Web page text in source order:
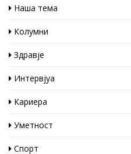
Наша тема
Колумни
Здравје
Интервјуа
Кариера
Уметност
Спорт